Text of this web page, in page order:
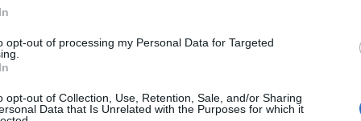
opt-out of processing my Personal Data for Targeted
opt-out of Collection, Use, Retention, Sale, and/or Sharing
Data that Is Unrelated with the Purposes for which it